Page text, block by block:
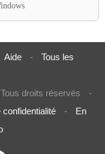
Aide -
Tous les
Tous droits réservés
-
confidentialité -
En